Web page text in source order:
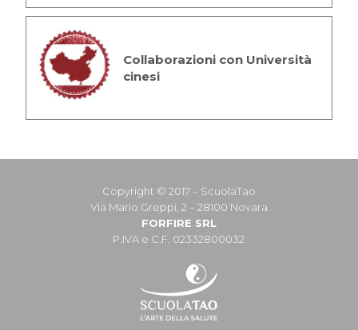
Collaborazioni con Università
cinesi
Copyright © 2017 – ScuolaTao
Via Mario Greppi, 2 – 28100 Novara
FORFIRE SRL
P.IVA e C.F. 02332800032